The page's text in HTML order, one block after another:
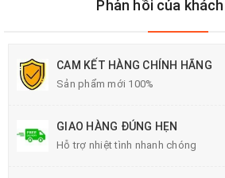
Phản hồi của
CAM KẾT HÀNG CHÍNH HÃNG
Sản phẩm mới 100%
GIAO HÀNG ĐÚNG HẸN
Hỗ trợ nhiệt tình nhanh chóng